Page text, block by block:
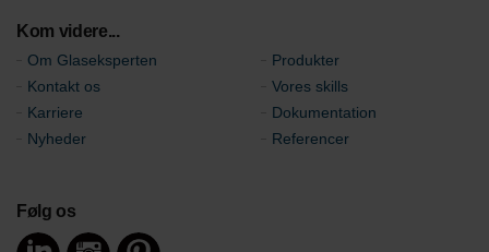
Kom videre...
Om Glaseksperten
Produkter
Kontakt os
Vores skills
Karriere
Dokumentation
Nyheder
Referencer
Følg os